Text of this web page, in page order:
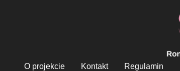
O projekcie Kontakt Regulamin